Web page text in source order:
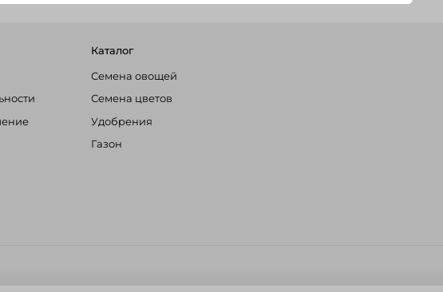
Каталог
Семена овощей
Семена цветов
Удобрения
Газон